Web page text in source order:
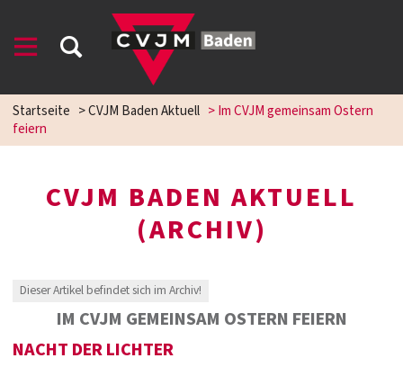
Startseite >CVJM Baden Aktuell >Im CVJM gemeinsam Ostern
feiern
CVJM BADEN AKTUELL
(ARCHIV)
Dieser Artikel befindet sich im Archiv!
IM CVJM GEMEINSAM OSTERN FEIERN
NACHT DER LICHTER